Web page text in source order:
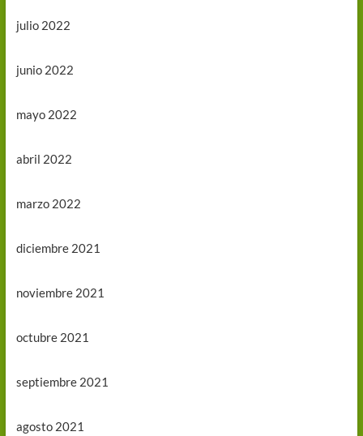
julio 2022
junio 2022
mayo 2022
abril 2022
marzo 2022
diciembre 2021
noviembre 2021
octubre 2021
septiembre 2021
agosto 2021